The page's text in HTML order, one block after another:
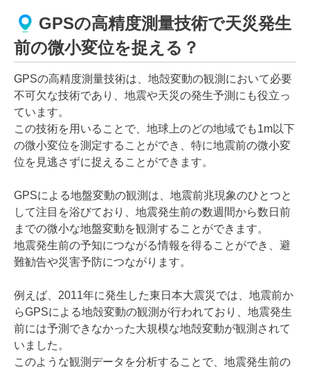
GPSの高精度測量技術で天災発生
前の微小変位を捉える？
GPSの高精度測量技術は、地殻変動の観測において必要
不可欠な技術であり、地震や天災の発生予測にも役立っ
ています。
この技術を用いることで、地球上のどの地域でも1m以下
の微小変位を測定することができ、特に地震前の微小変
位を見逃さずに捉えることができます。
GPSによる地盤変動の観測は、地震前兆現象のひとつと
して注目を浴びており、地震発生前の数週間から数日前
までの微小な地盤変動を観測することができます。
地震発生前の予知につながる情報を得ることができ、避
難勧告や災害予防につながります。
例えば、2011年に発生した東日本大震災では、地震前か
らGPSによる地殻変動の観測が行われており、地震発生
前には予測できなかった大規模な地殻変動が観測されて
いました。
このような観測データを分析することで、地震発生前の